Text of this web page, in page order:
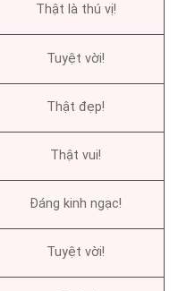
Thật là thú vị!
Tuyệt vời!
Thật đẹp!
Thật vui!
Đáng kinh ngạc!
Tuyệt vời!